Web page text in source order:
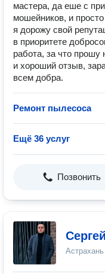
мастера, да еше с
мошейников, и
я дорожу свой
в приоритете
работа, за что
и хороший отзыв,
всем добра.
Ремонт пылесоса
Ещё 36 услуг
Позвонить
Астрахань